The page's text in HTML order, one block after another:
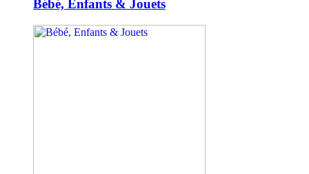
Bébé, Enfants & Jouets